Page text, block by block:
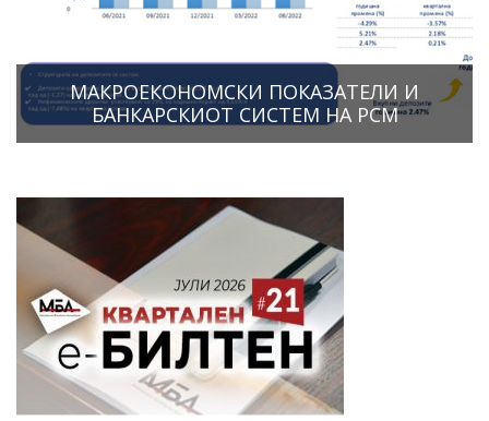
МАКРОЕКОНОМСКИ ПОКАЗАТЕЛИ И
БАНКАРСКИОТ СИСТЕМ НА РСМ